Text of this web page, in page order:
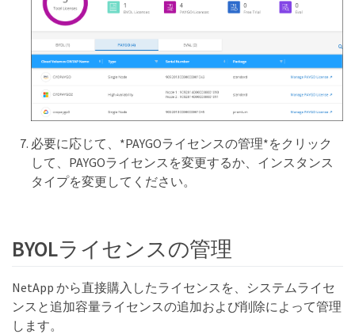
必要に応じて、*PAYGOライセンスの管理*をクリック
して、PAYGOライセンスを変更するか、インスタンス
タイプを変更してください。
BYOLライセンスの管理
NetApp から直接購入したライセンスを、システムライセ
ンスと追加容量ライセンスの追加および削除によって管理
します。